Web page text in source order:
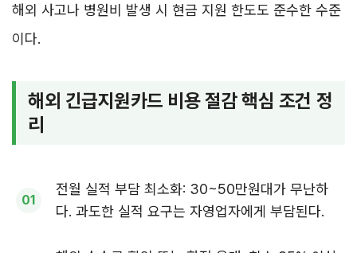
해외 사고나 병원비 발생 시 현금 지원 한도도 준수한 수준
이다.
해외 긴급지원카드 비용 절감 핵심 조건 정
리
전월 실적 부담 최소화: 30~50만원대가 무난하
다. 과도한 실적 요구는 자영업자에게 부담된다.